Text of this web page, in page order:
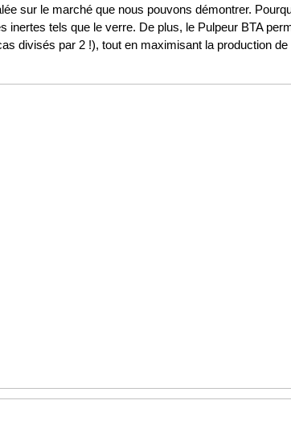
sur le marché que nous pouvons démontrer.
tels que le verre. De plus, le Pulpeur BTA
divisés par 2 !), tout en maximisant la production de